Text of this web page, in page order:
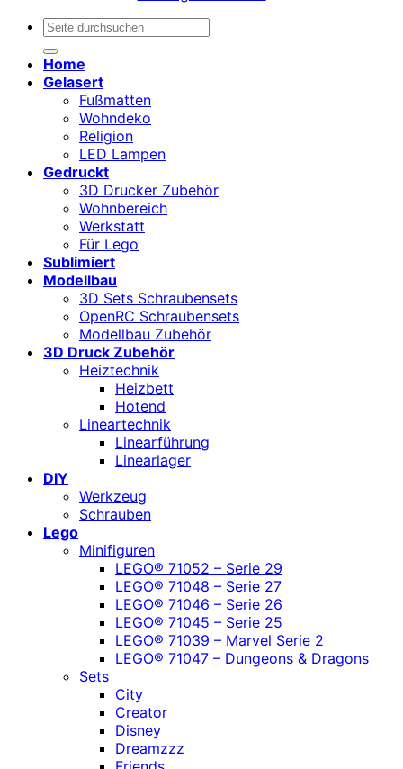
Suchen
Home
Gelasert
Fußmatten
Wohndeko
Religion
LED Lampen
Gedruckt
3D Drucker Zubehör
Wohnbereich
Werkstatt
Für Lego
Sublimiert
Modellbau
3D Sets Schraubensets
OpenRC Schraubensets
Modellbau Zubehör
3D Druck Zubehör
Heiztechnik
Heizbett
Hotend
Lineartechnik
Linearführung
Linearlager
DIY
Werkzeug
Schrauben
Lego
Minifiguren
LEGO® 71052 – Serie 29
LEGO® 71048 – Serie 27
LEGO® 71046 – Serie 26
LEGO® 71045 – Serie 25
LEGO® 71039 – Marvel Serie 2
LEGO® 71047 – Dungeons & Dragons
Sets
City
Creator
Disney
Dreamzzz